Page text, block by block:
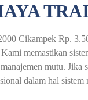
Cikampek Rp.
memastikan
mutu. Jika
dalam hal sistem